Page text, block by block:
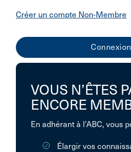
Créer un compte Non-Membre
VOUS N’ÊTES
ENCORE
En adhérant à l’ABC, vous
Élargir vos